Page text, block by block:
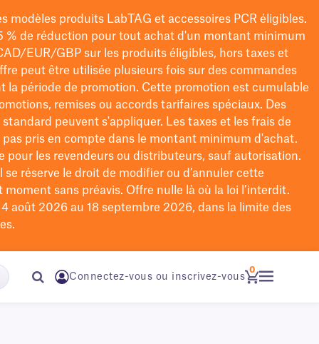
modèles produits LabTAG et accessoires PCR éligibles.
% de réduction pour tout achat d'un montant minimum
EUR/GBPsur les produits éligibles, hors taxes et
peut être utilisée plusieurs fois sur des commandes
la période de promotion. Cette promotion est cumulable
remises ou accords tarifaires spéciaux. Des
peuvent s'appliquer. Les taxes et les frais de
pas pris en compte dans le montant minimum d'achat.
pour les revendeurs ou distributeurs, sauf autorisation.
réserve le droit de modifierou d’annuler cette
sans préavis. Offre nulle là où la loi l’interdit.
août 2026 au 18 septembre 2026, dans la limite des
Connectez-vous ou inscrivez-vous
0